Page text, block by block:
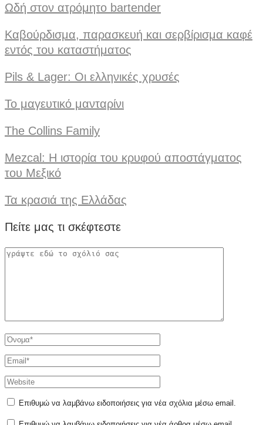
Ωδή στον ατρόμητο bartender
Καβούρδισμα, παρασκευή και σερβίρισμα καφέ
εντός του καταστήματος
Pils & Lager: Oι ελληνικές χρυσές
Το μαγευτικό μανταρίνι
The Collins Family
Mezcal: Η ιστορία του κρυφού αποστάγματος
του Μεξικό
Τα κρασιά της Ελλάδας
Πείτε μας τι σκέφτεστε
Επιθυμώ να λαμβάνω ειδοποιήσεις για νέα σχόλια μέσω email.